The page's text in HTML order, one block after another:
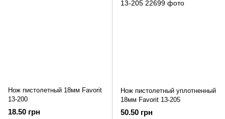
Нож пистолетный 18мм Favorit
13-200
18.50 грн
Нож пистолетный уплотненный
18мм Favorit 13-205
50.50 грн